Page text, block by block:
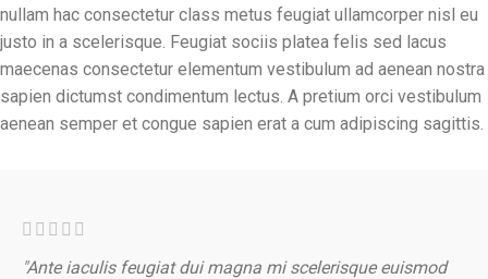
nullam hac consectetur class metus feugiat ullamcorper nisl eu
justo in a scelerisque. Feugiat sociis platea felis sed lacus
maecenas consectetur elementum vestibulum ad aenean nostra
sapien dictumst condimentum lectus. A pretium orci vestibulum
aenean semper et congue sapien erat a cum adipiscing sagittis.
"Ante iaculis feugiat dui magna mi scelerisque euismod